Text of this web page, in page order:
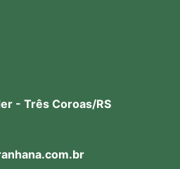
- Três Coroas/RS